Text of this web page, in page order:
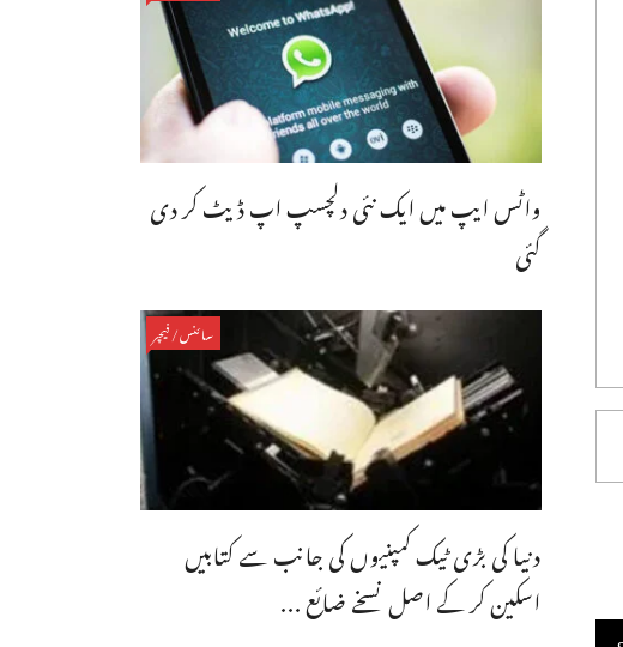
واٹس ایپ میں ایک نئی دلچسپ اپ ڈیٹ کر دی
گئی
سائنس/فیچر
دنیا کی بڑی ٹیک کمپنیوں کی جانب سے کتابیں
اسکین کر کے اصل نسخے ضائع ...